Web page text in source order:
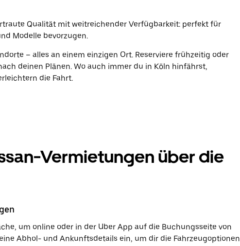
Qualität mit weitreichender Verfügbarkeit: perfekt für
Modelle bevorzugen.
– alles an einem einzigen Ort. Reserviere frühzeitig oder
deinen Plänen. Wo auch immer du in Köln hinfährst,
die Fahrt.
Vermietungen über die
um online oder in der Uber App auf die Buchungsseite von
Abhol- und Ankunftsdetails ein, um dir die Fahrzeugoptionen